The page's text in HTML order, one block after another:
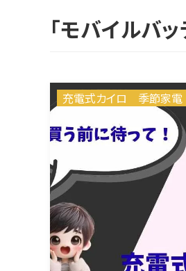
「モバイルバ
充電式カイロ 季節家電